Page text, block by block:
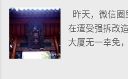
昨天，微信
在遭受强拆改
大厦无一幸免